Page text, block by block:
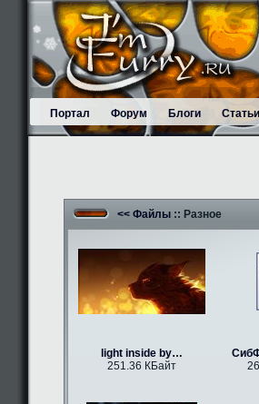
Портал Форум Блоги Статьи
<< Файлы :: Разное
light inside by…
251.36 КБайт